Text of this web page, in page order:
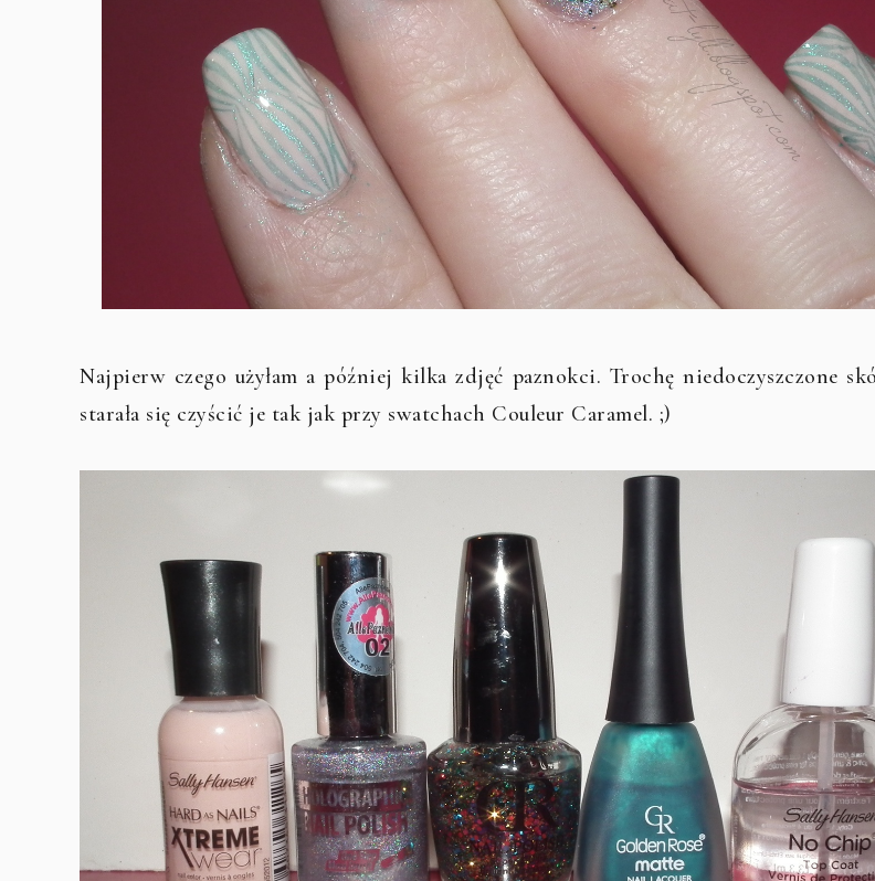
Najpierw czego użyłam a później kilka zdjęć paznokci. Trochę niedoczyszczone
starała się czyścić je tak jak przy swatchach Couleur Caramel. ;)